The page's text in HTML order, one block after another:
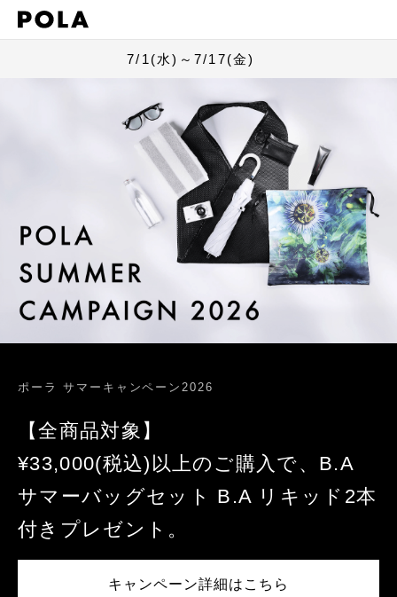
7/1(水)～7/17(金)
ポーラ サマーキャンペーン2026
【全商品対象】
¥33,000(税込)以上のご購入で、B.A
サマーバッグセット B.A リキッド2本
付きプレゼント。
キャンペーン詳細はこちら